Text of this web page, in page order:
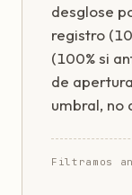
desglose
registro
(100% si
de
umbral, no
Filtramos